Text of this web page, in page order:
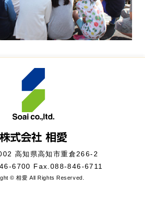
高知県高知市重倉266-2
6700 Fax.088-846-6711
© 相愛 All Rights Reserved.